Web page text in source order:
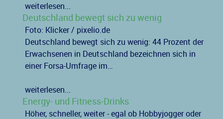
weiterlesen...
Deutschland bewegt sich zu wenig
Foto: Klicker / pixelio.de
Deutschland bewegt sich zu wenig: 44 Prozent der
Erwachsenen in Deutschland bezeichnen sich in
einer Forsa-Umfrage im…
weiterlesen...
Energy- und Fitness-Drinks
Höher, schneller, weiter - egal ob Hobbyjogger oder